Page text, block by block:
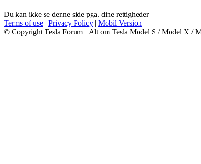
Du kan ikke se denne side pga. dine rettigheder
Terms of use | Privacy Policy | Mobil Version
© Copyright Tesla Forum - Alt om Tesla Model S / Model X /